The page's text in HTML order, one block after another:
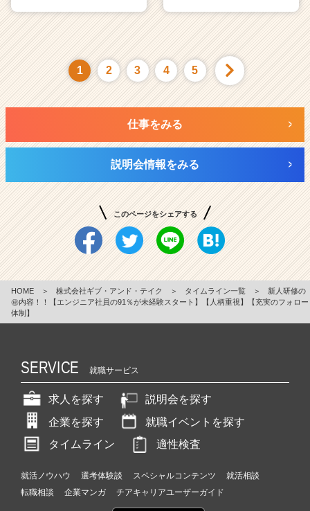
1 2 3 4 5
仕事をみる
説明会情報をみる
このページをシェアする
HOME ＞ 株式会社ギブ・アンド・テイク ＞ タイムライン一覧 ＞
新人研修の
㊙内容！！【エンジニア社員の91％が未経験スタート】【人柄重視】【充実のフォロー
体制】
SERVICE 就職サービス
求人を探す
説明会を探す
企業を探す
就職イベントを探す
タイムライン
適性検査
就活ノウハウ 選考体験談 スペシャルコンテンツ
就活相談
転職相談
企業マンガ チアキャリアユーザーガイド